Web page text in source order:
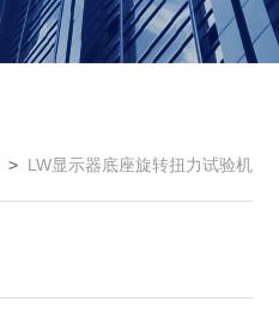
> LW显示器底座旋转扭力试验机